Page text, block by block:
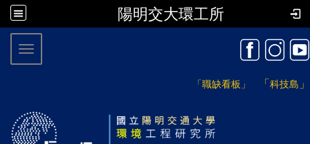
陽明交大環工所
「職缺看板」 「科技島 」
Toggle navigation